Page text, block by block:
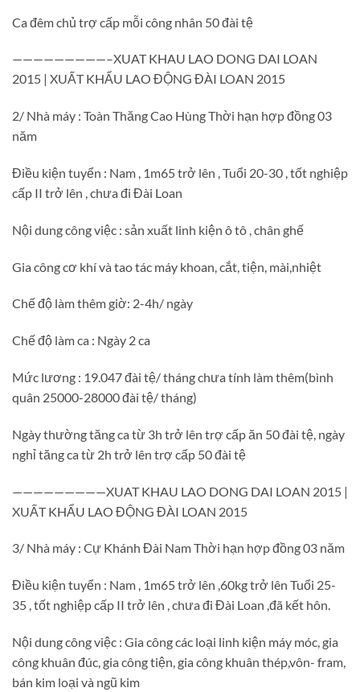
Ca đêm chủ trợ cấp mỗi công nhân 50 đài tệ
—————————–XUAT KHAU LAO DONG DAI LOAN
2015 | XUẤT KHẨU LAO ĐỘNG ĐÀI LOAN 2015
2/ Nhà máy : Toàn Thăng Cao Hùng Thời hạn hợp đồng 03
năm
Điều kiện tuyển : Nam , 1m65 trở lên , Tuổi 20-30 , tốt nghiệp
cấp II trở lên , chưa đi Đài Loan
Nội dung công việc : sản xuất linh kiện ô tô , chân ghế
Gia công cơ khí và tao tác máy khoan, cắt, tiện, mài,nhiệt
Chế độ làm thêm giờ: 2-4h/ ngày
Chế độ làm ca : Ngày 2 ca
Mức lương : 19.047 đài tệ/ tháng chưa tính làm thêm(bình
quân 25000-28000 đài tệ/ tháng)
Ngày thường tăng ca từ 3h trở lên trợ cấp ăn 50 đài tệ, ngày
nghỉ tăng ca từ 2h trở lên trợ cấp 50 đài tệ
—————————XUAT KHAU LAO DONG DAI LOAN 2015 |
XUẤT KHẨU LAO ĐỘNG ĐÀI LOAN 2015
3/ Nhà máy : Cự Khánh Đài Nam Thời hạn hợp đồng 03 năm
Điều kiện tuyển : Nam , 1m65 trở lên ,60kg trở lên Tuổi 25-
35 , tốt nghiệp cấp II trở lên , chưa đi Đài Loan ,đã kết hôn.
Nội dung công việc : Gia công các loại linh kiện máy móc, gia
công khuân đúc, gia công tiện, gia công khuân thép,vôn- fram,
bán kim loại và ngũ kim